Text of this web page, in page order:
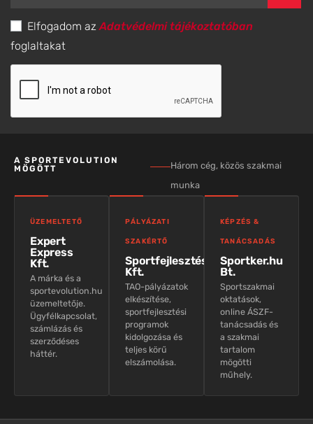
Elfogadom azAdatvédelmi tájékoztatóban
foglaltakat
A SPORTEVOLUTION
MÖGÖTT
Három cég, közös szakmai
munka
ÜZEMELTETŐ
Expert
Express
Kft.
A márka és a
sportevolution.hu
üzemeltetője.
Ügyfélkapcsolat,
számlázás és
szerződéses
háttér.
PÁLYÁZATI
SZAKÉRTŐ
Sportfejlesztés
Kft.
TAO-pályázatok
elkészítése,
sportfejlesztési
programok
kidolgozása és
teljes körű
elszámolása.
KÉPZÉS &
TANÁCSADÁS
Sportker.hu
Bt.
Sportszakmai
oktatások,
online ÁSZF-
tanácsadás és
a szakmai
tartalom
mögötti
műhely.